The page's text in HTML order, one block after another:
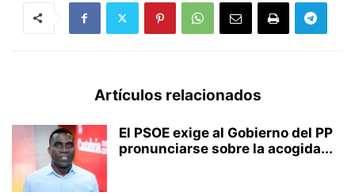
Artículos relacionados
El PSOE exige al Gobierno del PP
pronunciarse sobre la acogida...